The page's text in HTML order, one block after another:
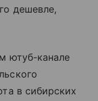
дешевле,
ютуб-канале
в сибирских